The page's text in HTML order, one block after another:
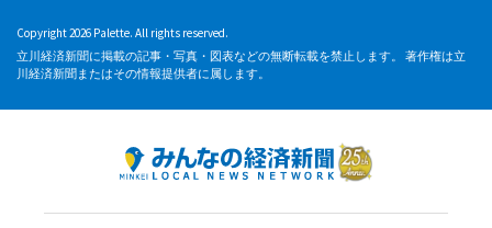
Copyright 2026 Palette. All rights reserved.
立川経済新聞に掲載の記事・写真・図表などの無断転載を禁止します。 著作権は立
川経済新聞またはその情報提供者に属します。